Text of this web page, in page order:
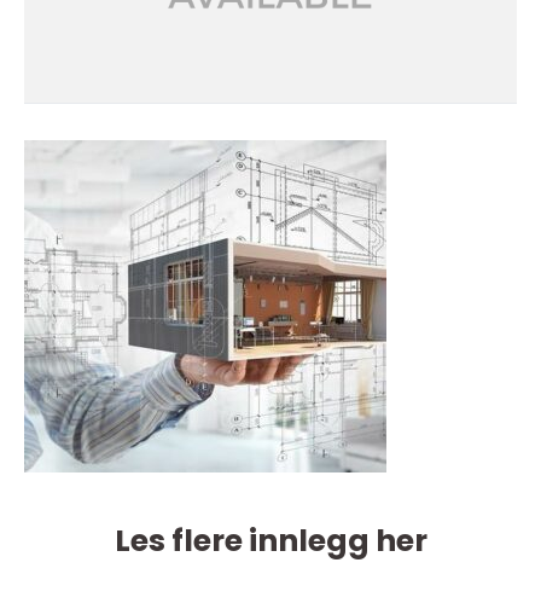
Les flere innlegg her